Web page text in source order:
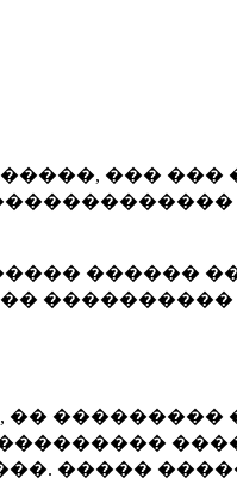
���
������
���������
�����